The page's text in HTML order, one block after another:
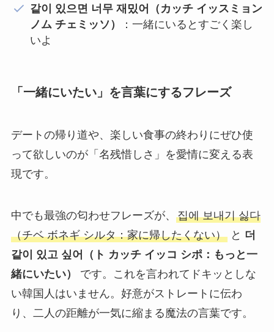
같이 있으면 너무 재밌어（カッチ イッスミョン
ノム チェミッソ）
：一緒にいるとすごく楽し
いよ
「一緒にいたい」を言葉にするフレーズ
デートの帰り道や、楽しい食事の終わりにぜひ使
って欲しいのが「名残惜しさ」を愛情に変える表
現です。
中でも最強の匂わせフレーズが、 집에 보내기 싫다
（チベ ボネギ シルタ：家に帰したくない）と 더
같이 있고 싶어（ト カッチ イッコ シポ：もっと一
緒にいたい）
です。これを言われてドキッとしな
い韓国人はいません。好意がストレートに伝わ
り、二人の距離が一気に縮まる魔法の言葉です。